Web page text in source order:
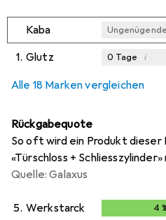
Kaba
1. Glutz 0 Tage i
Alle 18 Marken vergleichen
Rückgabequote
So oft wird ein Produkt dieser
«Türschloss +
Quelle: Galaxus
5. Werkstarck 4